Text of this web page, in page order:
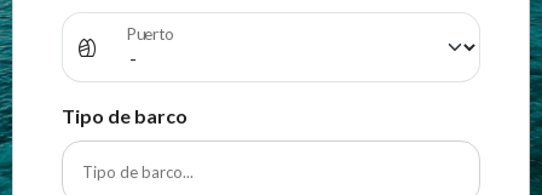
Puerto
Tipo de barco